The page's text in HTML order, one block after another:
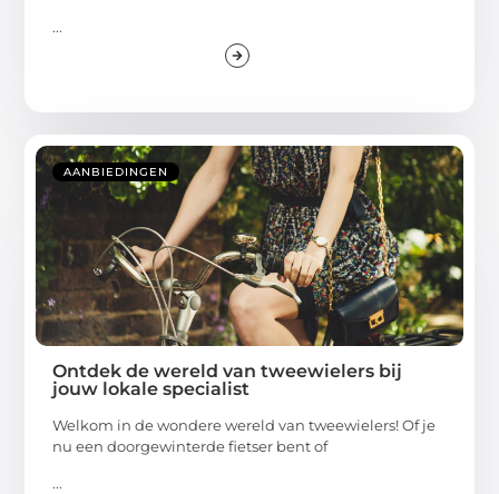
...
AANBIEDINGEN
Ontdek de wereld van tweewielers bij
jouw lokale specialist
Welkom in de wondere wereld van tweewielers! Of je
nu een doorgewinterde fietser bent of
...